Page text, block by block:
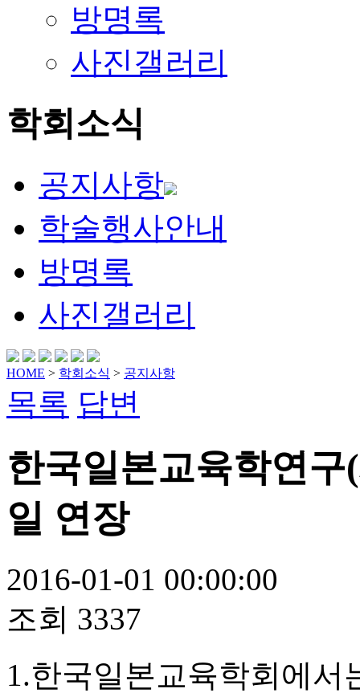
방명록
사진갤러리
학회소식
공지사항
학술행사안내
방명록
사진갤러리
HOME > 학회소식 > 공지사항
목록 답변
한국일본교육학연
일 연장
2016-01-01 00:00:00
조회 3337
1.한국일본교육학회에서